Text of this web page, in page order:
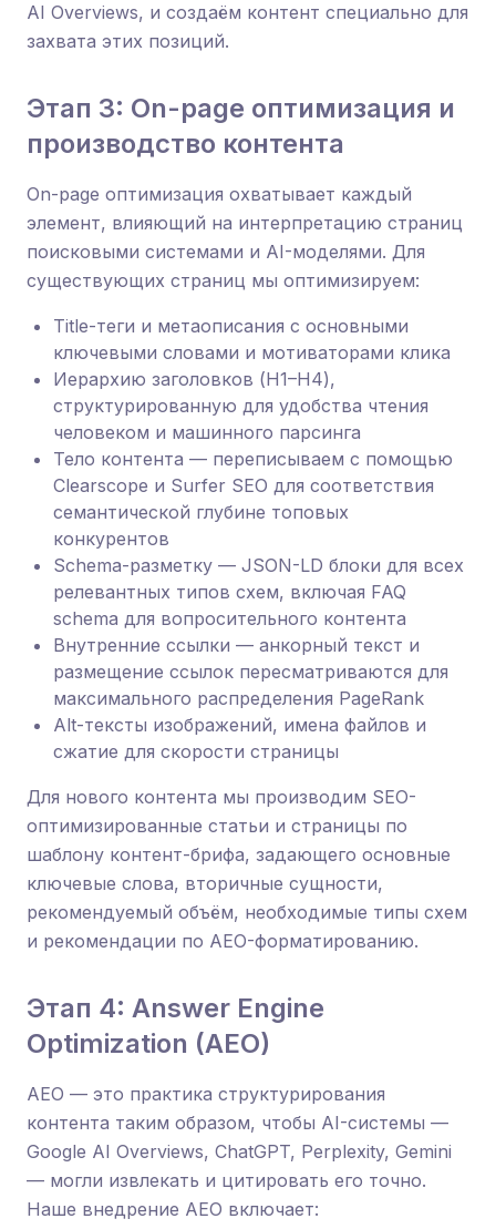
AI Overviews, и создаём контент специально для
захвата этих позиций.
Этап 3: On-page оптимизация и
производство контента
On-page оптимизация охватывает каждый
элемент, влияющий на интерпретацию страниц
поисковыми системами и AI-моделями. Для
существующих страниц мы оптимизируем:
Title-теги и метаописания с основными
ключевыми словами и мотиваторами клика
Иерархию заголовков (H1–H4),
структурированную для удобства чтения
человеком и машинного парсинга
Тело контента — переписываем с помощью
Clearscope и Surfer SEO для соответствия
семантической глубине топовых
конкурентов
Schema-разметку — JSON-LD блоки для всех
релевантных типов схем, включая FAQ
schema для вопросительного контента
Внутренние ссылки — анкорный текст и
размещение ссылок пересматриваются для
максимального распределения PageRank
Alt-тексты изображений, имена файлов и
сжатие для скорости страницы
Для нового контента мы производим SEO-
оптимизированные статьи и страницы по
шаблону контент-брифа, задающего основные
ключевые слова, вторичные сущности,
рекомендуемый объём, необходимые типы схем
и рекомендации по AEO-форматированию.
Этап 4: Answer Engine
Optimization (AEO)
AEO — это практика структурирования
контента таким образом, чтобы AI-системы —
Google AI Overviews, ChatGPT, Perplexity, Gemini
— могли извлекать и цитировать его точно.
Наше внедрение AEO включает: